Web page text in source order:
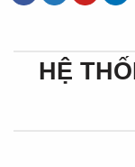
HỆ